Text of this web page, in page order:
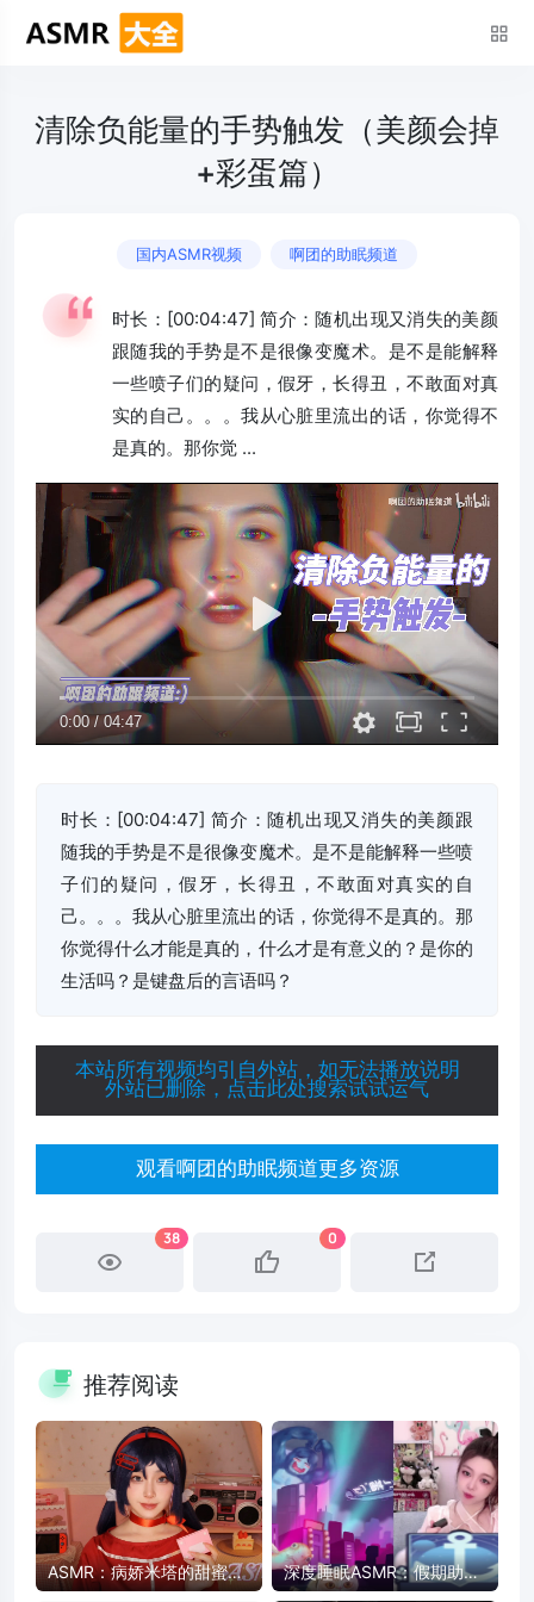
清除负能量的手势触发（美颜会掉
+彩蛋篇）
国内ASMR视频 啊团的助眠频道
时长：[00:04:47] 简介：随机出现又消失的美颜
跟随我的手势是不是很像变魔术。是不是能解释
一些喷子们的疑问，假牙，长得丑，不敢面对真
实的自己。。。我从心脏里流出的话，你觉得不
是真的。那你觉 ...
时长：[00:04:47] 简介：随机出现又消失的美颜跟
随我的手势是不是很像变魔术。是不是能解释一些喷
子们的疑问，假牙，长得丑，不敢面对真实的自
己。。。我从心脏里流出的话，你觉得不是真的。那
你觉得什么才能是真的，什么才是有意义的？是你的
生活吗？是键盘后的言语吗？
本站所有视频均引自外站，如无法播放说明
外站已删除，点击此处搜索试试运气
观看啊团的助眠频道更多资源
38 0
推荐阅读
ASMR：病娇米塔的甜蜜陪
伴 - 药片、卡带、护肤品触
深度睡眠ASMR：假期助眠
放松，快速入睡